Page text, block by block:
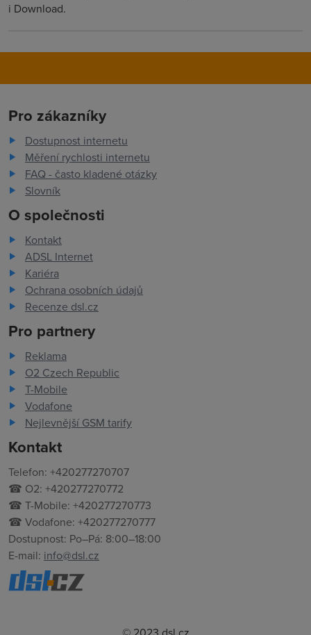
i Download.
Pro zákazníky
Dostupnost internetu
Měření rychlosti internetu
FAQ - často kladené otázky
Slovník
O společnosti
Kontakt
ADSL Internet
Kariéra
Ochrana osobních údajů
Recenze dsl.cz
Pro partnery
Reklama
O2 Czech Republic
T-Mobile
Vodafone
Nejlevnější GSM tarify
Kontakt
Telefon: +420277270707
☎ O2: +420277270772
☎ T-Mobile: +420277270773
☎ Vodafone: +420277270777
Dostupnost: Po–Pá: 8:00–18:00
E-mail: info@dsl.cz